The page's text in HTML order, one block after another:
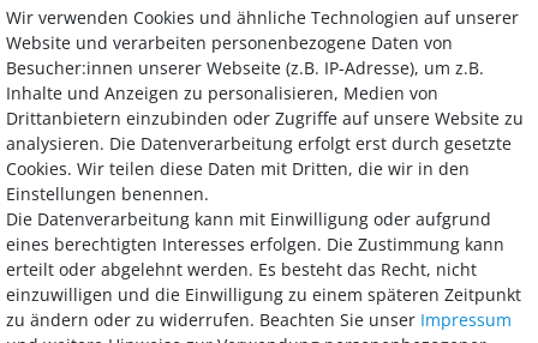
Vertrag widerrufen Kontakt
Bezahlung
Wir bieten Ihnen viele Möglichkeiten einer sicheren und bequemen
Bezahlung.
Wir verwenden Cookies und ähnliche Technologien auf unserer
Website und verarbeiten personenbezogene Daten von
Besucher:innen unserer Webseite (z.B. IP-Adresse), um z.B.
Inhalte und Anzeigen zu personalisieren, Medien von
Drittanbietern einzubinden oder Zugriffe auf unsere Website zu
analysieren. Die Datenverarbeitung erfolgt erst durch gesetzte
Cookies. Wir teilen diese Daten mit Dritten, die wir in den
Einstellungen benennen.
Die Datenverarbeitung kann mit Einwilligung oder aufgrund
eines berechtigten Interesses erfolgen. Die Zustimmung kann
erteilt oder abgelehnt werden. Es besteht das Recht, nicht
einzuwilligen und die Einwilligung zu einem späteren Zeitpunkt
zu ändern oder zu widerrufen. Beachten Sie unser Impressum